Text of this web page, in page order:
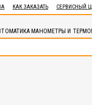
КАК ЗАКАЗАТЬ СЕРВИСНЫЙ
МАНОМЕТРЫ И